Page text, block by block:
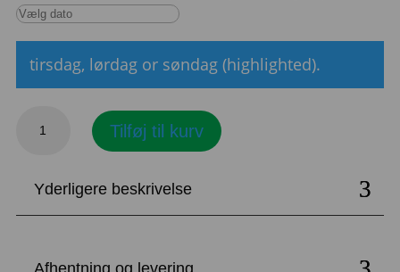
tirsdag, lørdag or søndag (highlighted).
antal
Tilføj til kurv
Yderligere beskrivelse
Afhentning og levering